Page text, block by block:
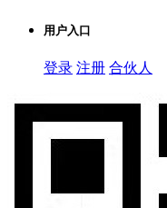
用户入口
登录 注册 合伙人